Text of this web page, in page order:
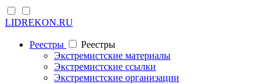
LIDREKON.RU
Реестры
Реестры
Экстремистские материалы
Экстремистские ссылки
Экстремистские организации